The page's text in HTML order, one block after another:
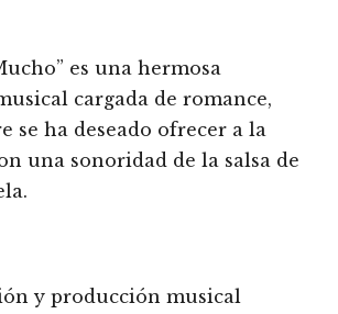
es una hermosa
cargada de romance,
se ha deseado ofrecer a la
una sonoridad de la salsa de
y producción musical